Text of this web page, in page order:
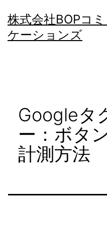
ン
テ
株式会社BOPコ
ケーションズ
Googleタ
ー：ボタ
計測方法